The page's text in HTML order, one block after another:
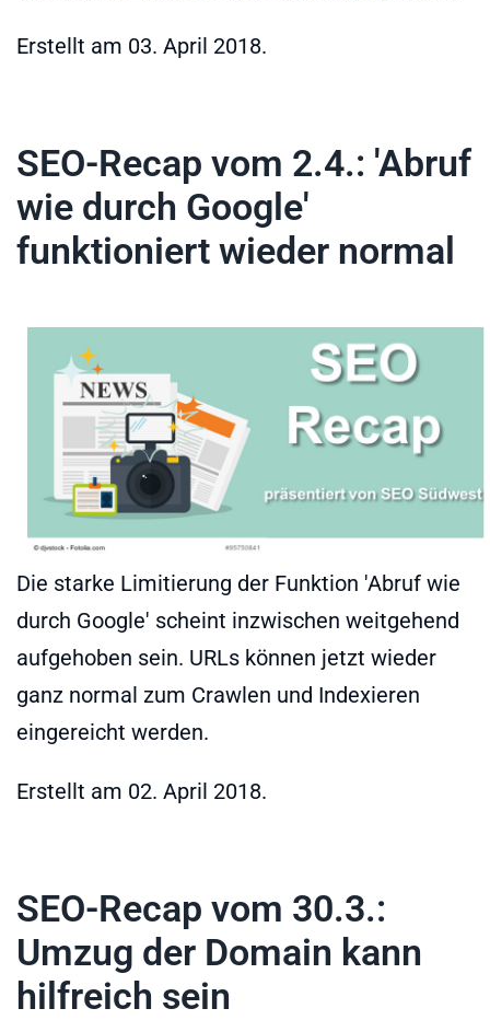
Erstellt am 03. April 2018.
SEO-Recap vom 2.4.: 'Abruf
wie durch Google'
funktioniert wieder normal
Die starke Limitierung der Funktion 'Abruf wie
durch Google' scheint inzwischen weitgehend
aufgehoben sein. URLs können jetzt wieder
ganz normal zum Crawlen und Indexieren
eingereicht werden.
Erstellt am 02. April 2018.
SEO-Recap vom 30.3.:
Umzug der Domain kann
hilfreich sein